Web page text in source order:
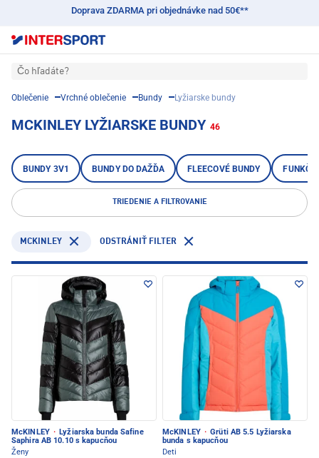
Doprava ZDARMA pri objednávke nad 50€**
Čo hľadáte?
Oblečenie Vrchné oblečenie Bundy Lyžiarske bundy
MCKINLEY LYŽIARSKE BUNDY 46
BUNDY 3V1 BUNDY DO DAŽĎA FLEECOVÉ BUNDY
TRIEDENIE A FILTROVANIE
MCKINLEY ODSTRÁNIŤ FILTER
McKINLEY · Lyžiarska bunda Safine
Saphira AB 10.10 s kapucňou
Ženy
McKINLEY · Grüti AB 5.5 Lyžiarska
bunda s kapucňou
Deti